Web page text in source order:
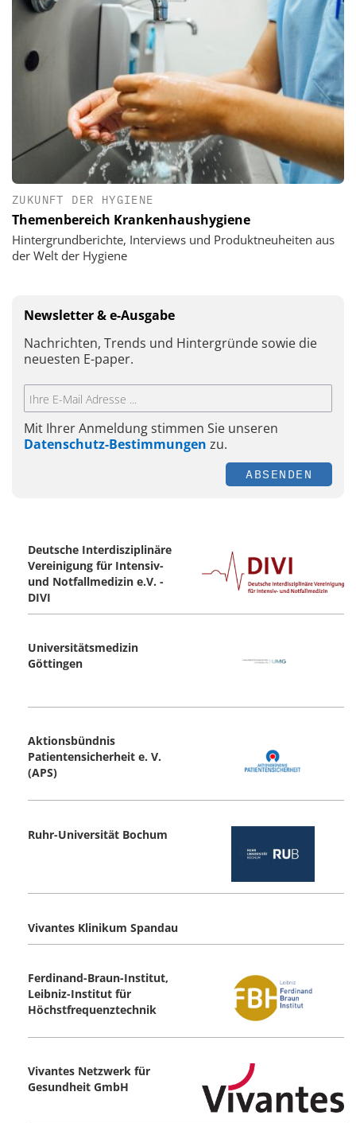
ZUKUNFT DER HYGIENE
Themenbereich Krankenhaushygiene
Hintergrundberichte, Interviews und Produktneuheiten aus
der Welt der Hygiene
Newsletter & e-Ausgabe
Nachrichten, Trends und Hintergründe sowie die
neuesten E-paper.
Mit Ihrer Anmeldung stimmen Sie unseren
Datenschutz-Bestimmungen zu.
ABSENDEN
Deutsche Interdisziplinäre
Vereinigung für Intensiv-
und Notfallmedizin e.V. -
DIVI
Universitätsmedizin
Göttingen
Aktionsbündnis
Patientensicherheit e. V.
(APS)
Ruhr-Universität Bochum
Vivantes Klinikum Spandau
Ferdinand-Braun-Institut,
Leibniz-Institut für
Höchstfrequenztechnik
Vivantes Netzwerk für
Gesundheit GmbH